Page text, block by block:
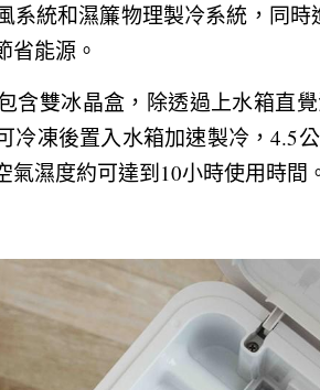
系統和濕簾物理製冷系統，同
省能源。
含雙冰晶盒，除透過上水箱直
冷凍後置入水箱加速製冷，4.5
氣濕度約可達到10小時使用時間